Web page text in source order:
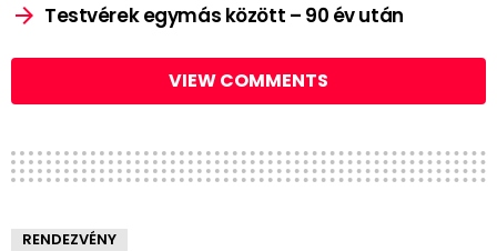
Testvérek egymás között – 90 év után
VIEW COMMENTS
RENDEZVÉNY